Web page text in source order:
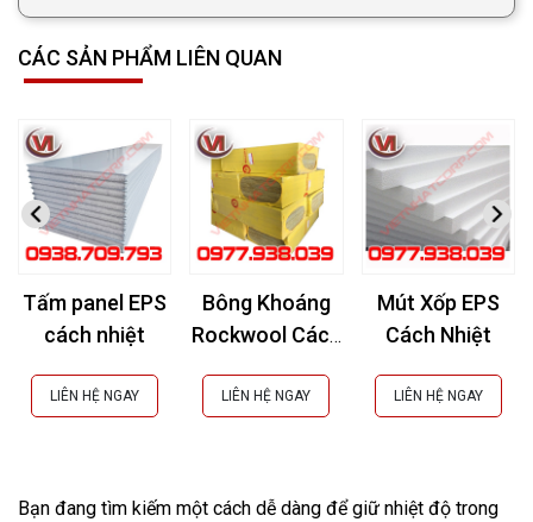
CÁC SẢN PHẨM LIÊN QUAN
Tấm panel EPS
cách nhiệt
LIÊN HỆ NGAY
Bông Khoáng
Rockwool Cách
Chống Cháy
LIÊN HỆ NGAY
Mút Xốp EPS
Cách Nhiệt
LIÊN HỆ NGAY
Bạn đang tìm kiếm một cách dễ dàng để giữ nhiệt độ trong